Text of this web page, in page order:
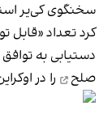
کرد تعداد «قابل
دستیابی به
صلح
را در